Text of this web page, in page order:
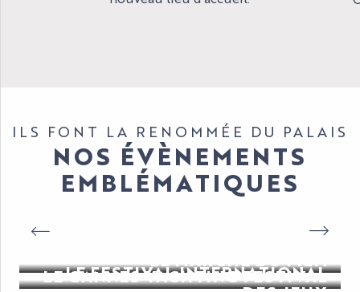
ILS FONT LA RENOMMÉE DU PALAIS
NOS ÉVÈNEMENTS
EMBLÉMATIQUES
FESTIVAL DE CANNES
LE MARCHÉ DU FILM
LE CANNES YACHTING FESTIVAL
LE FESTIVAL INTERNATIONAL